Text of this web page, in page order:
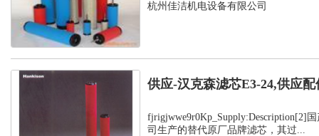
杭州佳洁机电设备有限公司
供应-汉克森滤芯E3-24,供应配
fjrigjwwe9r0Kp_Supply:Description[2]
司生产的替代原厂品牌滤芯，其过...